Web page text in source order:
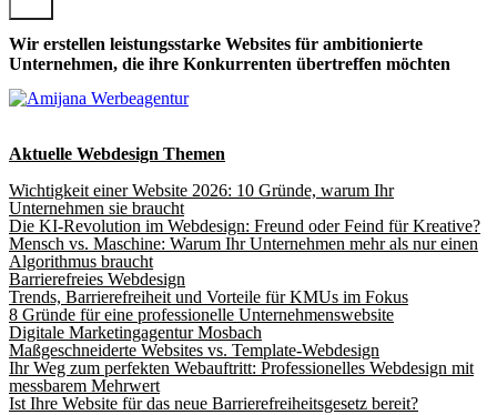
Wir erstellen leistungsstarke Websites für ambitionierte
Unternehmen, die ihre Konkurrenten übertreffen möchten
Aktuelle Webdesign Themen
Wichtigkeit einer Website 2026: 10 Gründe, warum Ihr
Unternehmen sie braucht
Die KI-Revolution im Webdesign: Freund oder Feind für Kreative?
Mensch vs. Maschine: Warum Ihr Unternehmen mehr als nur einen
Algorithmus braucht
Barrierefreies Webdesign
Trends, Barrierefreiheit und Vorteile für KMUs im Fokus
8 Gründe für eine professionelle Unternehmenswebsite
Digitale Marketingagentur Mosbach
Maßgeschneiderte Websites vs. Template-Webdesign
Ihr Weg zum perfekten Webauftritt: Professionelles Webdesign mit
messbarem Mehrwert
Ist Ihre Website für das neue Barrierefreiheitsgesetz bereit?